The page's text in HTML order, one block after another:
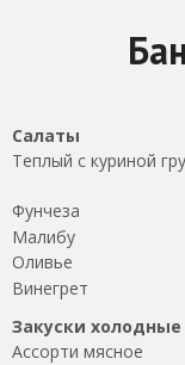
Салаты
Теплый с
Малибу
Оливье
Закуски холодные
Ассорти